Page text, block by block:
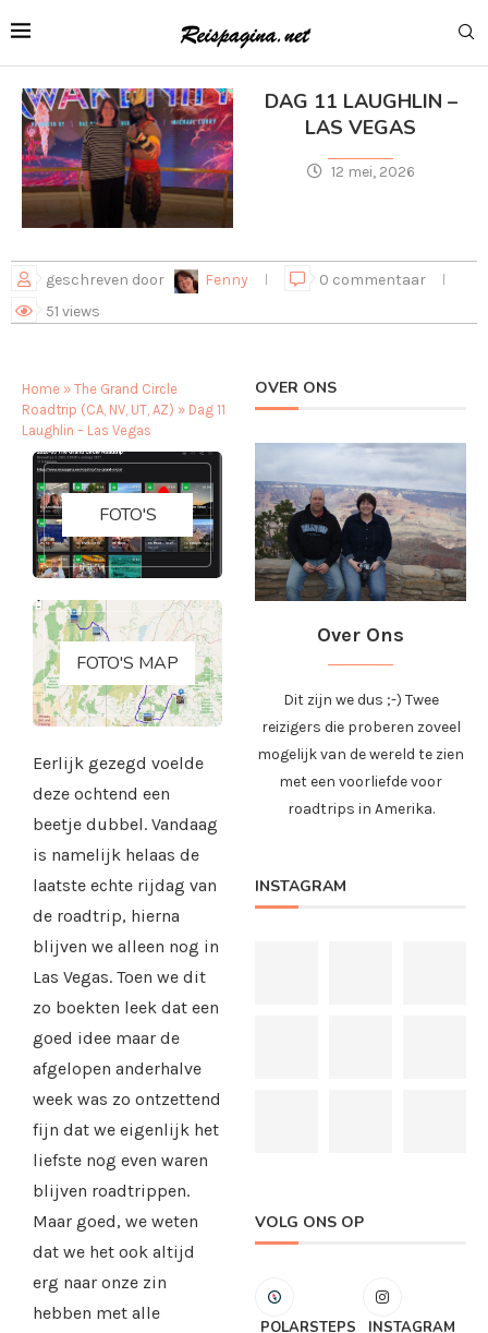
DAG 11 LAUGHLIN –
LAS VEGAS
12 mei, 2026
geschreven door Fenny
0 commentaar
51 views
Home » The Grand Circle
Roadtrip (CA, NV, UT, AZ) » Dag 11
Laughlin – Las Vegas
FOTO'S
FOTO'S MAP
Eerlijk gezegd voelde
deze ochtend een
beetje dubbel. Vandaag
is namelijk helaas de
laatste echte rijdag van
de roadtrip, hierna
blijven we alleen nog in
Las Vegas. Toen we dit
zo boekten leek dat een
goed idee maar de
afgelopen anderhalve
week was zo ontzettend
fijn dat we eigenlijk het
liefste nog even waren
blijven roadtrippen.
Maar goed, we weten
dat we het ook altijd
erg naar onze zin
hebben met alle
OVER ONS
Over Ons
Dit zijn we dus ;-) Twee
reizigers die proberen zoveel
mogelijk van de wereld te zien
met een voorliefde voor
roadtrips in Amerika.
INSTAGRAM
VOLG ONS OP
POLARSTEPS INSTAGRAM